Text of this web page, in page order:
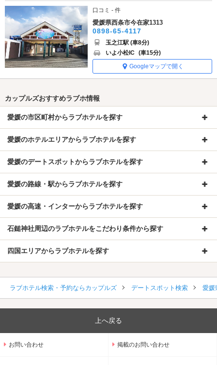
口コミ - 件
愛媛県西条市今在家1313
0898-65-4117
玉之江駅 (車8分)
いよ小松IC (車15分)
Googleマップで開く
カップルズおすすめラブホ情報
愛媛の市区町村からラブホテルを探す
愛媛のホテルエリアからラブホテルを探す
愛媛のデートスポットからラブホテルを探す
愛媛の路線・駅からラブホテルを探す
愛媛の高速・インターからラブホテルを探す
石鎚神社周辺のラブホテルをこだわり条件から探す
四国エリアからラブホテルを探す
ラブホテル検索・予約ならカップルズ デートスポット検索 愛媛
上へ戻る
お問い合わせ 掲載のお問い合わせ